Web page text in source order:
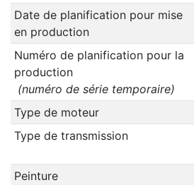
Date de planification pour mise
en production
Numéro de planification pour la
production
(numéro de série temporaire)
Type de moteur
Type de transmission
Peinture